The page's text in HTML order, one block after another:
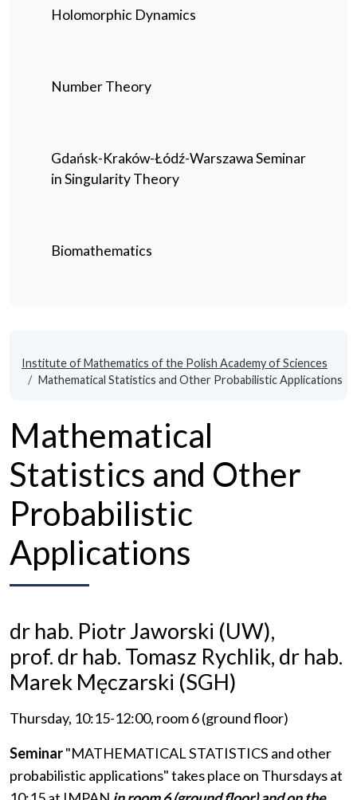
Holomorphic Dynamics
Number Theory
Gdańsk-Kraków-Łódź-Warszawa Seminar
in Singularity Theory
Biomathematics
Institute of Mathematics of the Polish Academy of Sciences
Mathematical Statistics and Other Probabilistic Applications
Mathematical
Statistics and Other
Probabilistic
Applications
dr hab. Piotr Jaworski (UW),
prof. dr hab. Tomasz Rychlik, dr hab.
Marek Męczarski (SGH)
Thursday, 10:15-12:00, room 6 (ground floor)
Seminar"MATHEMATICAL STATISTICS and other
probabilistic applications" takes place on Thursdays at